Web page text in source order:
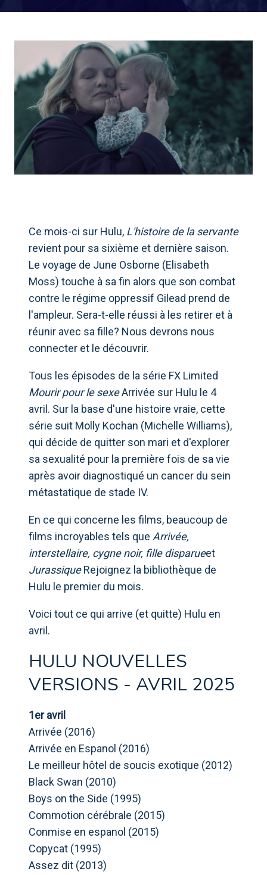
Ce mois-ci sur Hulu, L'histoire de la servante
revient pour sa sixième et dernière saison.
Le voyage de June Osborne (Elisabeth
Moss) touche à sa fin alors que son combat
contre le régime oppressif Gilead prend de
l'ampleur. Sera-t-elle réussi à les retirer et à
réunir avec sa fille? Nous devrons nous
connecter et le découvrir.
Tous les épisodes de la série FX Limited
Mourir pour le sexeArrivée sur Hulu le 4
avril. Sur la base d'une histoire vraie, cette
série suit Molly Kochan (Michelle Williams),
qui décide de quitter son mari et d'explorer
sa sexualité pour la première fois de sa vie
après avoir diagnostiqué un cancer du sein
métastatique de stade IV.
En ce qui concerne les films, beaucoup de
films incroyables tels que Arrivée,
interstellaire, cygne noir, fille disparueet
JurassiqueRejoignez la bibliothèque de
Hulu le premier du mois.
Voici tout ce qui arrive (et quitte) Hulu en
avril.
HULU NOUVELLES
VERSIONS - AVRIL 2025
1er avril
Arrivée (2016)
Arrivée en Espanol (2016)
Le meilleur hôtel de soucis exotique (2012)
Black Swan (2010)
Boys on the Side (1995)
Commotion cérébrale (2015)
Conmise en espanol (2015)
Copycat (1995)
Assez dit (2013)